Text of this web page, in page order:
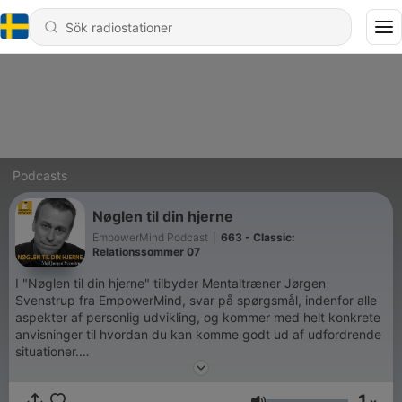
Podcasts
Nøglen til din hjerne
EmpowerMind Podcast
663 - Classic:
Relationssommer 07
I "Nøglen til din hjerne" tilbyder Mentaltræner Jørgen
Svenstrup fra EmpowerMind, svar på spørgsmål, indenfor alle
aspekter af personlig udvikling, og kommer med helt konkrete
anvisninger til hvordan du kan komme godt ud af udfordrende
situationer.
Podcast-serien øger derfor din bevidsthed og styrker dit